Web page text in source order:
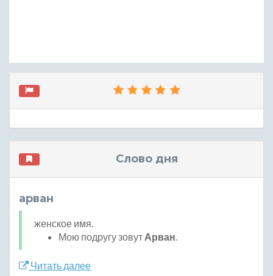
Слово дня
арван
женское имя.
Мою подругу зовут Арван.
Читать далее